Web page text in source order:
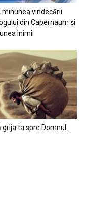
minunea vindecării
din Capernaum și
inimii
ta spre Domnul…